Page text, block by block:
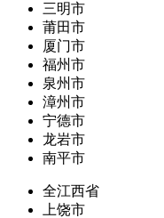
三明市
莆田市
厦门市
福州市
泉州市
漳州市
宁德市
龙岩市
南平市
全江西省
上饶市